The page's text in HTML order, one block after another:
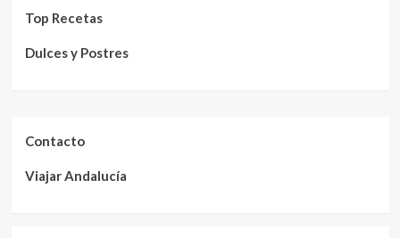
Top Recetas
Dulces y Postres
Contacto
Viajar Andalucía